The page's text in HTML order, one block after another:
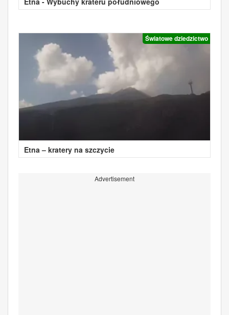
Światowe dziedzictwo
Etna – kratery na szczycie
Advertisement